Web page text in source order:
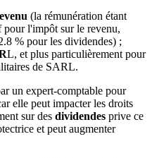
(la rémunération étant
pour l'impôt sur le revenu,
% pour les dividendes) ;
L, et plus particulièrement pour
de SARL.
un expert-comptable pour
elle peut impacter les droits
sur des dividendes prive ce
et peut augmenter